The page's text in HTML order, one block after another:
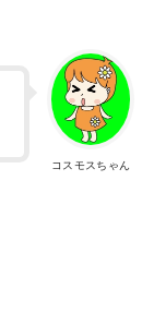
コスモスちゃん